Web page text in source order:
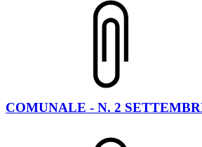
COMUNALE - N. 2